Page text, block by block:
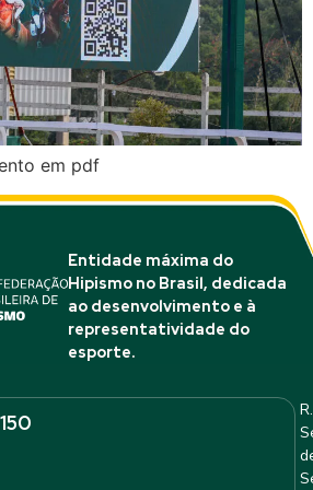
em pdf
Entidade máxima do
Hipismo no Brasil, dedicada
ao desenvolvimento e à
representatividade do
esporte.
R.